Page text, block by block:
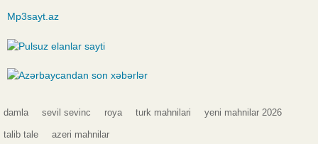
Mp3sayt.az
damla sevil sevinc roya turk mahnilari yeni mahnilar 2026
talib tale azeri mahnilar